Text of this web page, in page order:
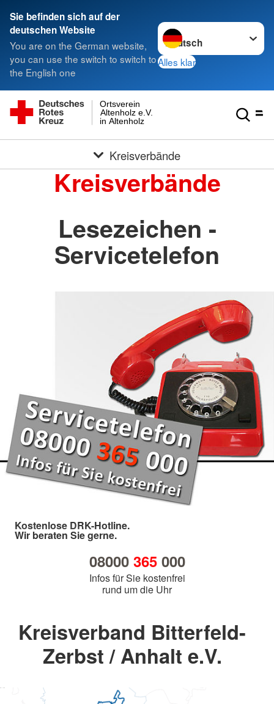
Sie befinden sich auf der
deutschen Website
You are on the German website,
you can use the switch to switch to
the English one
Sprache wechseln zu
Alles klar
in Altenholz
Altenholz e.V.
Ortsverein
Kreisverbände
Kreisverbände
Lesezeichen -
Servicetelefon
Kostenlose DRK-Hotline.
Wir beraten Sie gerne.
08000 365000
Infos für Sie kostenfrei
rund um die Uhr
Kreisverband Bitterfeld-
Zerbst / Anhalt e.V.